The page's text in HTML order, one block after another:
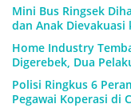
Mini Bus Ringsek
dan Anak Dievakuasi
Home Industry
Digerebek, Dua
Polisi Ringkus 6
Pegawai Koperasi di